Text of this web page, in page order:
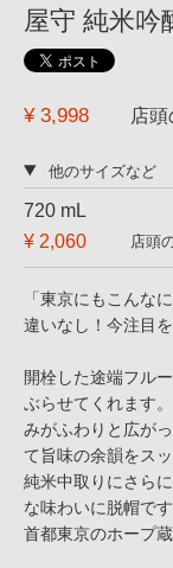
屋守 純米吟
¥ 3,998 店頭
他のサイズなど
720 mL
¥ 2,060
店頭
「東京にもこんな
違いなし！今注目
開栓した途端フル
ぶらせてくれます
みがふわりと広が
て旨味の余韻をス
純米中取りにさら
な味わいに脱帽です
首都東京のホープ